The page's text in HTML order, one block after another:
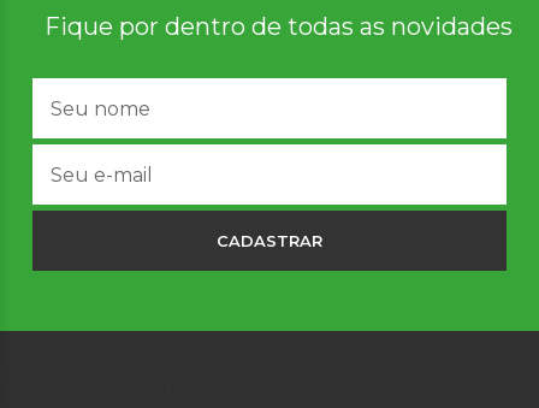
Fique por dentro de todas as novidades
CADASTRAR